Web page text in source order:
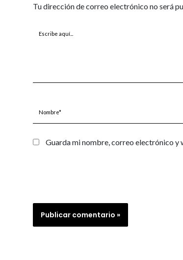
Tu dirección de correo electrónico no será
Escribe
Guarda mi nombre, correo electrónico y